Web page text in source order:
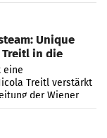
Unique
in die
eine
Treitl verstärkt
der Wiener
Josef Kalina und